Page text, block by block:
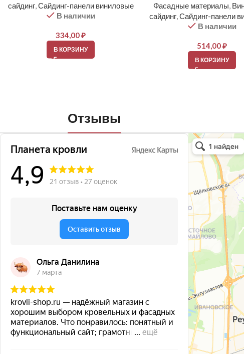
сайдинг,Сайдинг-панели виниловые
В наличии
334,00₽
В КОРЗИНУ
Фасадные материалы,
сайдинг,Сайдинг-панели
В наличии
514,00₽
В КОРЗИНУ
Отзывы
Планета кровли
Кровля и
Окна в Балашихе